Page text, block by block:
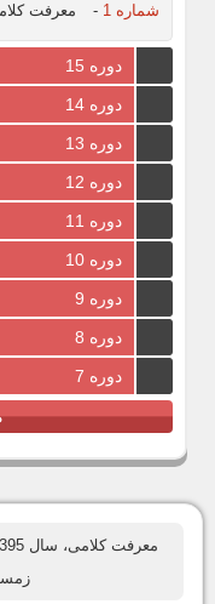
شماره 1 - معرفت کلامی 34 ، بهار و
دوره 15
دوره 14
دوره 13
دوره 12
دوره 11
دوره 10
دوره 9
دوره 8
دوره 7